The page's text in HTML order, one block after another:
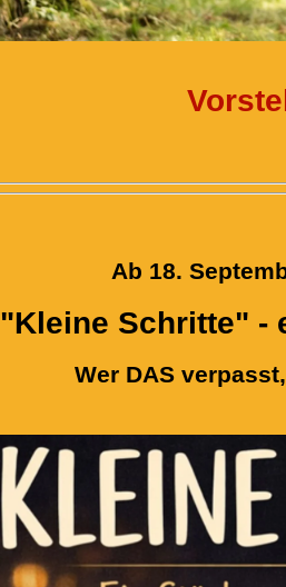
Ab 18.
"Kleine Schritte"
Wer DAS